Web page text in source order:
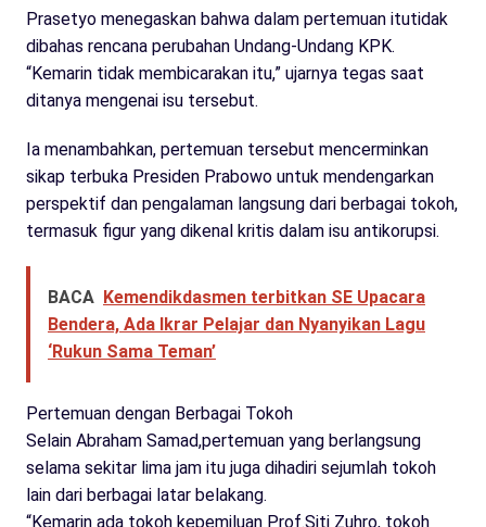
Prasetyo menegaskan bahwa dalam pertemuan itutidak
dibahas rencana perubahan Undang-Undang KPK.
“Kemarin tidak membicarakan itu,” ujarnya tegas saat
ditanya mengenai isu tersebut.
Ia menambahkan, pertemuan tersebut mencerminkan
sikap terbuka Presiden Prabowo untuk mendengarkan
perspektif dan pengalaman langsung dari berbagai tokoh,
termasuk figur yang dikenal kritis dalam isu antikorupsi.
BACA Kemendikdasmen terbitkan SE Upacara
Bendera, Ada Ikrar Pelajar dan Nyanyikan Lagu
‘Rukun Sama Teman’
Pertemuan dengan Berbagai Tokoh
Selain Abraham Samad,pertemuan yang berlangsung
selama sekitar lima jam itu juga dihadiri sejumlah tokoh
lain dari berbagai latar belakang.
“Kemarin ada tokoh kepemiluan Prof.Siti Zuhro, tokoh